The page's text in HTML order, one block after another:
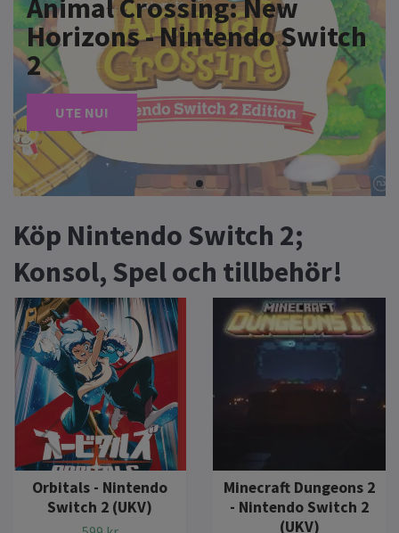
UTE NU!
Köp Nintendo Switch 2;
Konsol, Spel och tillbehör!
Orbitals - Nintendo
Switch 2 (UKV)
Minecraft Dungeons 2
- Nintendo Switch 2
(UKV)